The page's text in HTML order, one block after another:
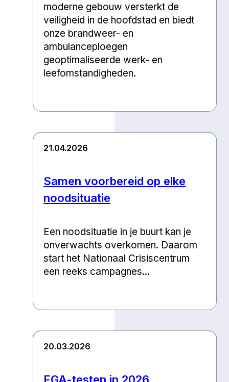
moderne gebouw versterkt de
veiligheid in de hoofdstad en biedt
onze brandweer- en
ambulanceploegen
geoptimaliseerde werk- en
leefomstandigheden.
Samen voorbereid op elke
noodsituatie
21.04.2026
Een noodsituatie in je buurt kan je
onverwachts overkomen. Daarom
start het Nationaal Crisiscentrum
een reeks campagnes...
20.03.2026